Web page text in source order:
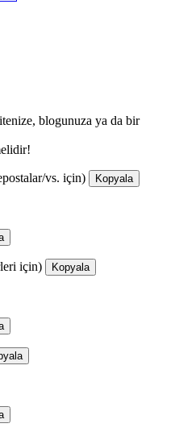
blogunuza ya da bir
vs. için) Kopyala
için) Kopyala